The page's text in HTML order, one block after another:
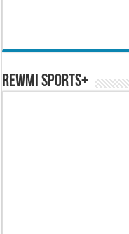
REWMI SPORTS+